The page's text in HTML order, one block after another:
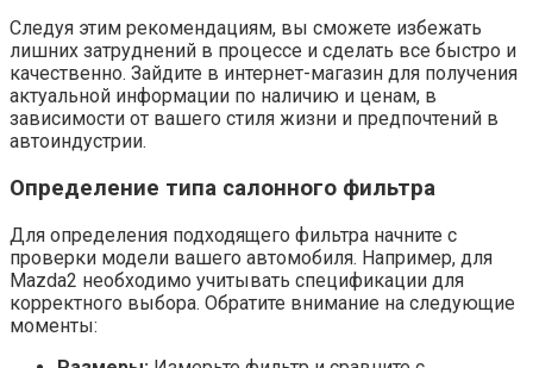
Следуя этим рекомендациям, вы сможете избежать
лишних затруднений в процессе и сделать все быстро и
качественно. Зайдите в интернет-магазин для получения
актуальной информации по наличию и ценам, в
зависимости от вашего стиля жизни и предпочтений в
автоиндустрии.
Определение типа салонного фильтра
Для определения подходящего фильтра начните с
проверки модели вашего автомобиля. Например, для
Mazda2 необходимо учитывать спецификации для
корректного выбора. Обратите внимание на следующие
моменты: